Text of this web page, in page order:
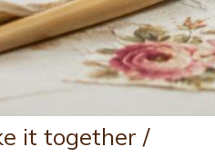
it together /